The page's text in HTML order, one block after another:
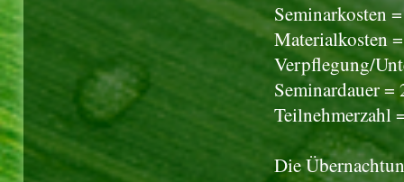
Seminarkosten
Materialkosten
Verpflegung/
Seminardauer =
Teilnehmerzahl
Die